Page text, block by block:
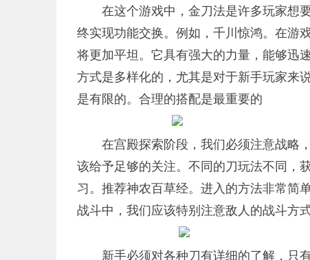
在这个游戏中，金刀法是许多玩家想
终实现功能交换。例如，千川惊鸿。在游
将更加平坦。它具有强大的力量，能够迅
方式是多样化的，尤其是对于新手玩家来
是有限的。合理的搭配是最重要的
在宫殿探索阶段，我们必须注意战略
该给予足够的关注。不同的刀玩法不同，
习。推荐神农百草经。进入的方法非常简
战斗中，我们应该特别注意敌人的战斗方
新手必须对各种刀有详细的了解，只